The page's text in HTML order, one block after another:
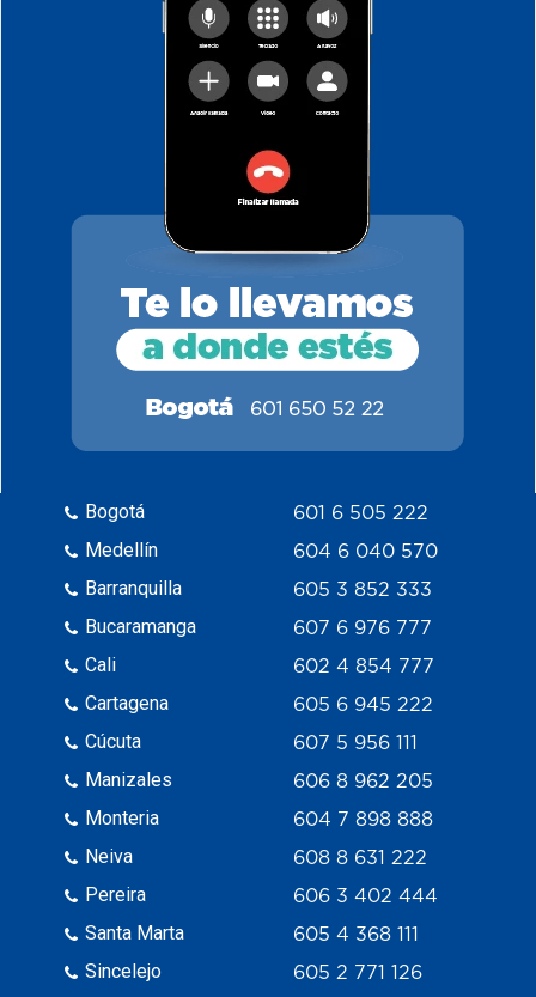
Bogotá
Medellín
Barranquilla
Bucaramanga
Cali
Cartagena
Cúcuta
Manizales
Monteria
Neiva
Pereira
Santa Marta
Sincelejo
601 6 505 222
604 6 040 570
605 3 852 333
607 6 976 777
602 4 854 777
605 6 945 222
607 5 956 111
606 8 962 205
604 7 898 888
608 8 631 222
606 3 402 444
605 4 368 111
605 2 771 126